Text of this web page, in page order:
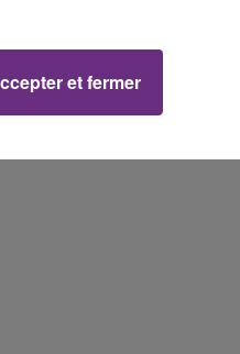
et fermer